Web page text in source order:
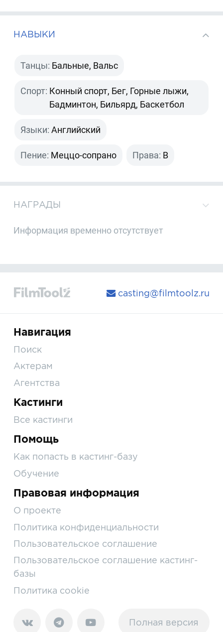
НАВЫКИ
Танцы: Бальные, Вальс
Спорт: Конный спорт, Бег, Горные лыжи,
Бадминтон, Бильярд, Баскетбол
Языки: Английский
Пение: Меццо-сопрано Права: B
НАГРАДЫ
Информация временно отсутствует
casting@filmtoolz.ru
Навигация
Поиск
Актерам
Агентства
Кастинги
Все кастинги
Помощь
Как попасть в кастинг-базу
Обучение
Правовая информация
О проекте
Политика конфиденциальности
Пользовательское соглашение
Пользовательское соглашение кастинг-
базы
Политика cookie
Полная версия